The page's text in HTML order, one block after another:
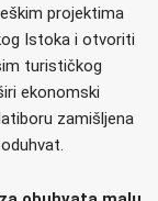
projektima
Istoka i otvoriti
turističkog
ekonomski
zamišljena